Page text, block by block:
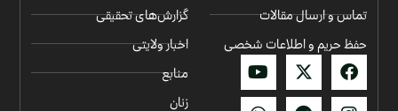
تماس و ارسال مقالات
حفظ حریم و اطلاعات شخصی
گزارش‌های تحقیقی
اخبار ولایتی
منابع
زنان